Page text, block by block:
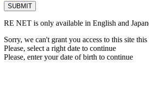
RE NET is only available in English and
Sorry, we can't grant you access to this site this
Please, select a right date to continue
Please, enter your date of birth to continue